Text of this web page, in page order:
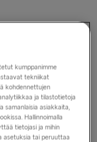
pääset
on vain yksi
niin
laivassa...
kumppanimme
tekniikat
kohdennettujen
ja tilastotietoja
samanlaisia asiakkaita,
Hallinnoimalla
tietojasi ja mihin
asetuksia tai peruuttaa